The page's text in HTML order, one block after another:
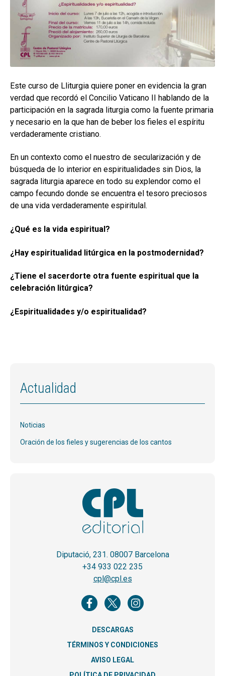
MI CUENTA
BUSCAR
ESP
Este curso de Lliturgia quiere poner en evidencia la gran
verdad que recordó el Concilio Vaticano II hablando de la
participación en la sagrada liturgia como la fuente primaria
y necesario en la que han de beber los fieles el espíritu
verdaderamente cristiano.
En un contexto como el nuestro de secularización y de
búsqueda de lo interior en espiritualidades sin Dios, la
sagrada liturgia aparece en todo su explendor como el
campo fecundo donde se encuentra el tesoro preciosos
de una vida verdaderamente espiritulal.
¿Qué es la vida espiritual?
¿Hay espiritualidad litúrgica en la postmodernidad?
¿Tiene el sacerdorte otra fuente espiritual que la
celebración litúrgica?
¿Espiritualidades y/o espiritualidad?
Actualidad
Noticias
Oración de los fieles y sugerencias de los cantos
Diputació, 231. 08007 Barcelona
+34 933 022 235
cpl@cpl.es
DESCARGAS
TÉRMINOS Y CONDICIONES
AVISO LEGAL